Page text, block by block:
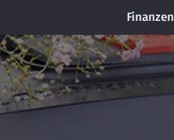
Finanzen